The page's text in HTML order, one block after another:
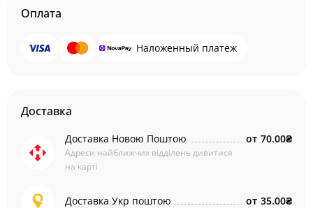
Оплата
Наложенный платеж
Доставка
Доставка Новою Поштою
Адреси найближчих відділень дивитися
на карті
от 70.00₴
Доставка Укр поштою от 35.00₴